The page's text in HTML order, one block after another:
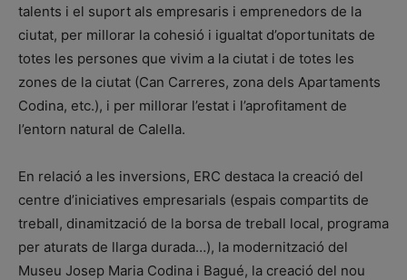
talents i el suport als empresaris i emprenedors de la
ciutat, per millorar la cohesió i igualtat d’oportunitats de
totes les persones que vivim a la ciutat i de totes les
zones de la ciutat (Can Carreres, zona dels Apartaments
Codina, etc.), i per millorar l’estat i l’aprofitament de
l’entorn natural de Calella.
En relació a les inversions, ERC destaca la creació del
centre d’iniciatives empresarials (espais compartits de
treball, dinamització de la borsa de treball local, programa
per aturats de llarga durada…), la modernització del
Museu Josep Maria Codina i Bagué, la creació del nou